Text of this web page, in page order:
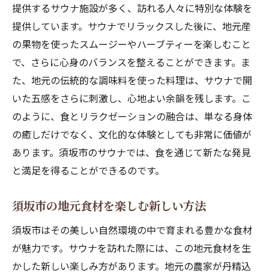
提供するサウナ施設が多く、訪れる人々に特別な体験を
提供しています。サウナでリラックスした後に、地元産
の果物を使ったスムージーやハーブティーを楽しむこと
で、さらに心身のバランスを整えることができます。ま
た、地元の伝統的な調味料を使った料理は、サウナで開
いた五感をさらに刺激し、心地よい余韻を残します。こ
のように、食とリラクゼーションの融合は、単なる身体
の癒しだけでなく、文化的な体験としても非常に価値が
あります。須坂市のサウナでは、食を通じて新たな発見
と満足を得ることができるのです。
須坂市の地元食材を楽しむ新しい方法
須坂市はその美しい自然環境の中で育まれる豊かな食材
が魅力です。サウナを訪れた際には、この地元食材を生
かした新しい楽しみ方があります。地元の農家が丹精込